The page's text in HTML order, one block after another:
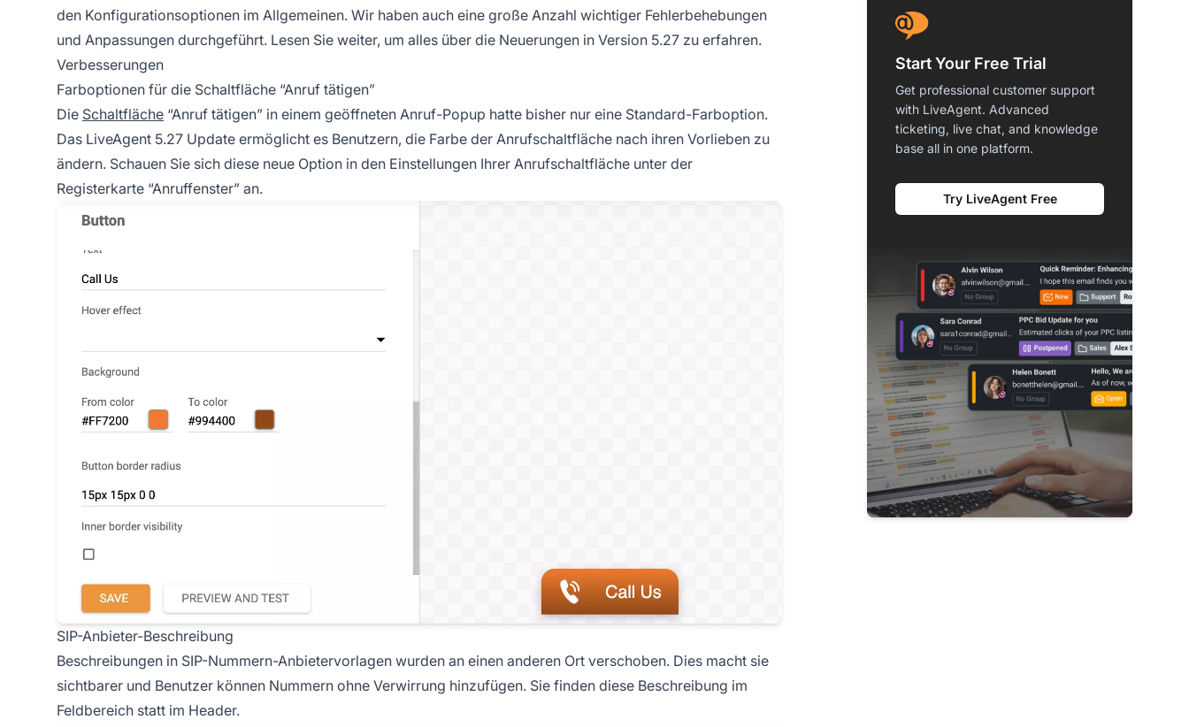
den Konfigurationsoptionen im Allgemeinen. Wir haben auch eine große Anzahl wichtiger Fehlerbehebungen
und Anpassungen durchgeführt. Lesen Sie weiter, um alles über die Neuerungen in Version 5.27 zu erfahren.
Verbesserungen
Farboptionen für die Schaltfläche “Anruf tätigen”
Die Schaltfläche “Anruf tätigen” in einem geöffneten Anruf-Popup hatte bisher nur eine Standard-Farboption.
Das LiveAgent 5.27 Update ermöglicht es Benutzern, die Farbe der Anrufschaltfläche nach ihren Vorlieben zu
ändern. Schauen Sie sich diese neue Option in den Einstellungen Ihrer Anrufschaltfläche unter der
Registerkarte “Anruffenster” an.
SIP-Anbieter-Beschreibung
Beschreibungen in SIP-Nummern-Anbietervorlagen wurden an einen anderen Ort verschoben. Dies macht sie
sichtbarer und Benutzer können Nummern ohne Verwirrung hinzufügen. Sie finden diese Beschreibung im
Feldbereich statt im Header.
Start Your Free Trial
Get professional customer support
with LiveAgent. Advanced
ticketing, live chat, and knowledge
base all in one platform.
Try LiveAgent Free